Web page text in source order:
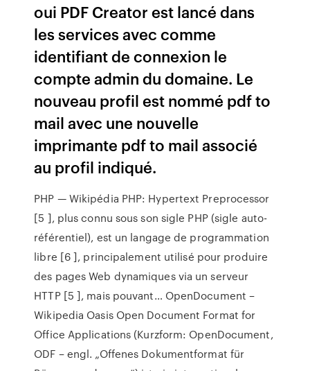
oui PDF Creator est lancé dans
les services avec comme
identifiant de connexion le
compte admin du domaine. Le
nouveau profil est nommé pdf to
mail avec une nouvelle
imprimante pdf to mail associé
au profil indiqué.
PHP — Wikipédia PHP: Hypertext Preprocessor
[5 ], plus connu sous son sigle PHP (sigle auto-
référentiel), est un langage de programmation
libre [6 ], principalement utilisé pour produire
des pages Web dynamiques via un serveur
HTTP [5 ], mais pouvant… OpenDocument –
Wikipedia Oasis Open Document Format for
Office Applications (Kurzform: OpenDocument,
ODF – engl. „Offenes Dokumentformat für